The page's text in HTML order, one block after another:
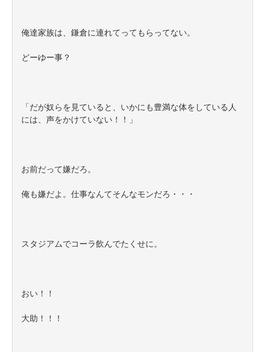
俺達家族は、鎌倉に連れてってもらってない。
どーゆー事？
「だが奴らを見ていると、いかにも豊満な体をしている人
には、声をかけていない！！」
お前だって嫌だろ。
俺も嫌だよ。仕事なんてそんなモンだろ・・・
スタジアムでコーラ飲んでたくせに。
おい！！
大助！！！